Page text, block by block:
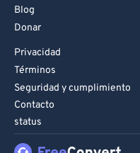
Blog
Donar
Privacidad
Términos
Seguridad y cumplimiento
Contacto
status